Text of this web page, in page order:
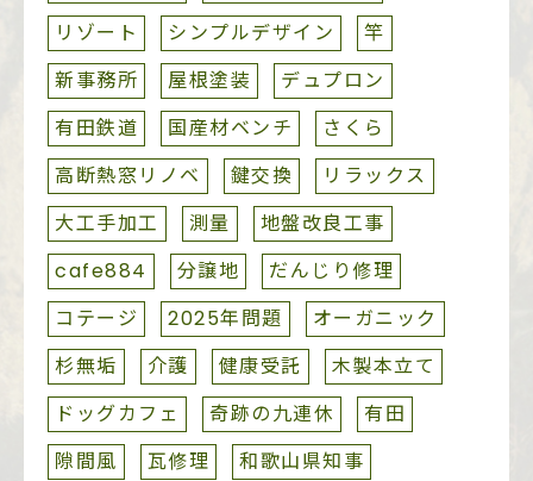
リゾート
シンプルデザイン
竿
新事務所
屋根塗装
デュプロン
有田鉄道
国産材ベンチ
さくら
高断熱窓リノベ
鍵交換
リラックス
大工手加工
測量
地盤改良工事
cafe884
分譲地
だんじり修理
コテージ
2025年問題
オーガニック
杉無垢
介護 健康受託
木製本立て
ドッグカフェ
奇跡の九連休
有田
隙間風
瓦修理
和歌山県知事